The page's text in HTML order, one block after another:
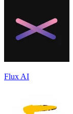
Flux AI